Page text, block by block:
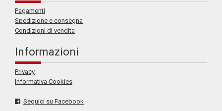
Pagamenti
Spedizione e consegna
Condizioni di vendita
Informazioni
Privacy
Informativa Cookies
Seguici su Facebook